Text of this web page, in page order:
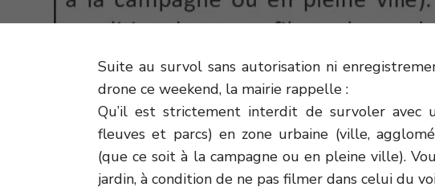
Suite au survol sans autorisation ni
drone ce weekend, la mairie rappelle :
Qu’il est strictement interdit de survoler avec
fleuves et parcs) en zone urbaine (ville,
(que ce soit à la campagne ou en pleine ville).
jardin, à condition de ne pas filmer dans celui du